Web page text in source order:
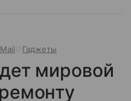
Гаджеты
мировой